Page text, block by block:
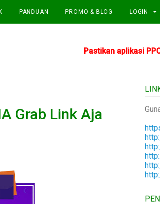
PANDUAN PROMO & BLOG LOGIN
Pastikan aplikasi PPOB Anda
Grab Link Aja